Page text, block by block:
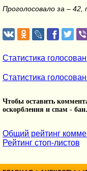
Проголосовало за – 42,
Статистика
Статистика
Чтобы оставить
оскорбления и спам - бан.
Общий рейтинг
Рейтинг стоп-листов